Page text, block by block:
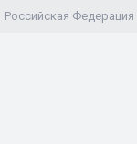
Российская Федерация